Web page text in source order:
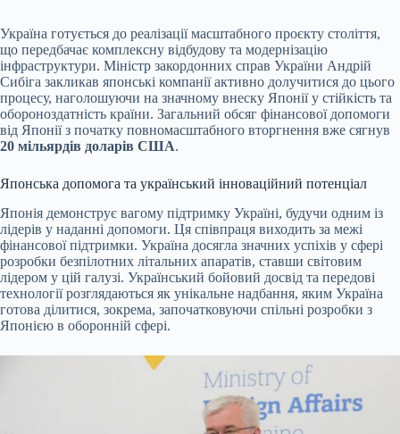
Україна готується до реалізації масштабного проєкту століття,
що передбачає комплексну відбудову та модернізацію
інфраструктури. Міністр закордонних справ України Андрій
Сибіга закликав японські компанії активно долучитися до цього
процесу, наголошуючи на значному внеску Японії у стійкість та
обороноздатність країни. Загальний обсяг фінансової допомоги
від Японії з початку повномасштабного вторгнення вже сягнув
20 мільярдів доларів США.
Японська допомога та український інноваційний потенціал
Японія демонструє вагому підтримку Україні, будучи одним із
лідерів у наданні допомоги. Ця співпраця виходить за межі
фінансової підтримки. Україна досягла значних успіхів у сфері
розробки безпілотних літальних апаратів, ставши світовим
лідером у цій галузі. Український бойовий досвід та передові
технології розглядаються як унікальне надбання, яким Україна
готова ділитися, зокрема, започатковуючи спільні розробки з
Японією в оборонній сфері.